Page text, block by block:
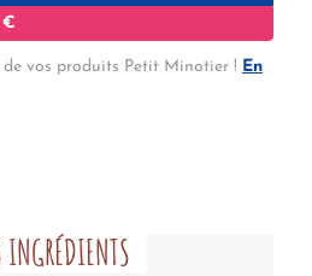
€
de vos produits Petit Minotier !
En
INGRÉDIENTS